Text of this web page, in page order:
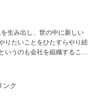
生み出し、世の中に新しい
りたいことをひたすらやり続
いうのも会社を組織すること
ンク